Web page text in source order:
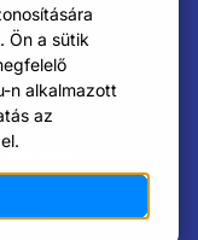
Ön a sütik
n alkalmazott
az